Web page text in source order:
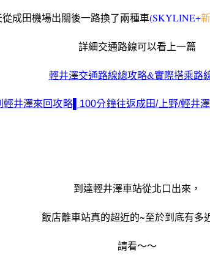
成田機場出關後一路換了兩種車(SKYLINE+
詳細交通路線可以看上一篇
輕井澤交通路線總攻略&實際搭乘路
井澤來回攻略▌100分鐘往返成田/上野/輕井
到達輕井澤車站從北口出來，
飯店離車站真的超近的~至於到底有多
請看～～